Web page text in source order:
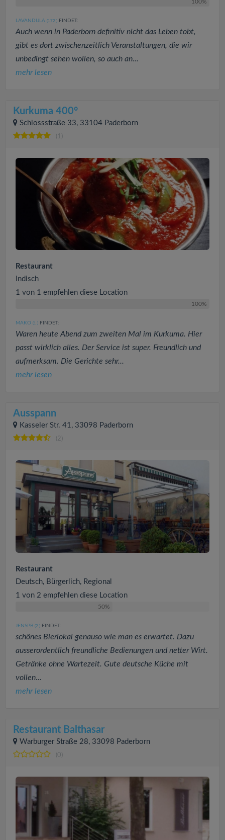
100%
LAVANDULA (172 ) FINDET:
Auch wenn in Paderborn definitiv nicht das Leben tobt,
gibt es dort zwischenzeitlich Veranstaltungen, die wir
unbedingt sehen wollen, so auch an...
mehr lesen
Kurkuma 400°
Schlossstraße 33, 33104 Paderborn
(1)
Restaurant
Indisch
1 von 1 empfehlen diese Location
100%
MAKO (1 ) FINDET:
Waren heute Abend zum zweiten Mal im Kurkuma. Hier
passt wirklich alles. Der Service ist super. Freundlich und
aufmerksam. Die Gerichte sehr...
mehr lesen
Ausspann
Kasseler Str. 41, 33098 Paderborn
(2)
Restaurant
Deutsch, Bürgerlich, Regional
1 von 2 empfehlen diese Location
50%
JENSPB (2 ) FINDET:
schönes Bierlokal genauso wie man es erwartet. Dazu
ausserordentlich freundliche Bedienungen und netter Wirt.
Getränke ohne Wartezeit. Gute deutsche Küche mit
vollen...
mehr lesen
Restaurant Balthasar
Warburger Straße 28, 33098 Paderborn
(0)